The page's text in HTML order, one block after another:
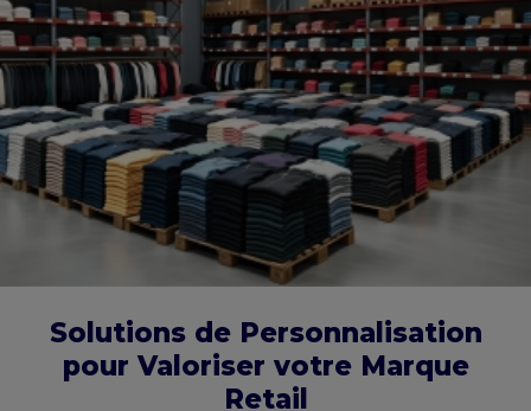
Solutions de Personnalisation
pour Valoriser votre Marque
Retail